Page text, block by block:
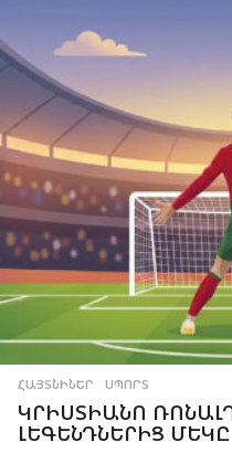
ՀԱՅՏՆԻՆԵՐ ,ՍՊՈՐՏ
ԿՐԻՍՏԻԱՆՈ
ԼԵԳԵՆԴՆԵՐԻՑ ՄԵԿԸ